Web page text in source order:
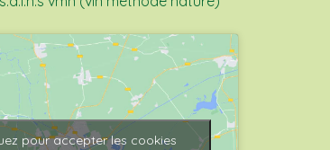
pour accepter les cookies